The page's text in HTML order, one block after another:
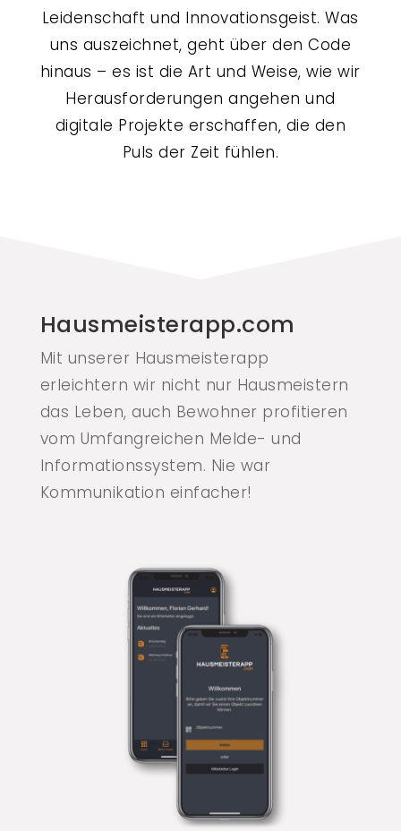
Leidenschaft und Innovationsgeist. Was
uns auszeichnet, geht über den Code
hinaus – es ist die Art und Weise, wie wir
Herausforderungen angehen und
digitale Projekte erschaffen, die den
Puls der Zeit fühlen.
Hausmeisterapp.com
Mit unserer Hausmeisterapp
erleichtern wir nicht nur Hausmeistern
das Leben, auch Bewohner profitieren
vom Umfangreichen Melde- und
Informationssystem. Nie war
Kommunikation einfacher!